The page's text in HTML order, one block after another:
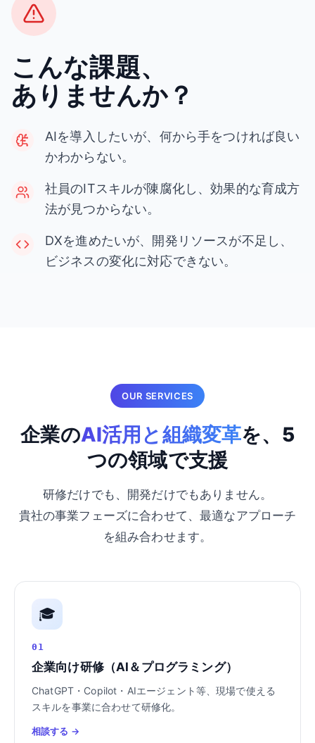
こんな課題、
ありませんか？
AIを導入したいが、何から手をつければ良い
かわからない。
社員のITスキルが陳腐化し、効果的な育成方
法が見つからない。
DXを進めたいが、開発リソースが不足し、
ビジネスの変化に対応できない。
OUR SERVICES
企業のAI活用と組織変革を、5
つの領域で支援
研修だけでも、開発だけでもありません。
貴社の事業フェーズに合わせて、最適なアプローチ
を組み合わせます。
🎓
01
企業向け研修（AI＆プログラミング）
ChatGPT・Copilot・AIエージェント等、現場で使える
スキルを事業に合わせて研修化。
相談する →